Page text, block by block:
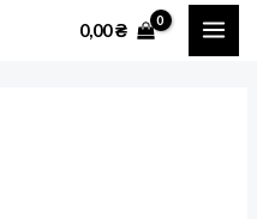
0,00₴